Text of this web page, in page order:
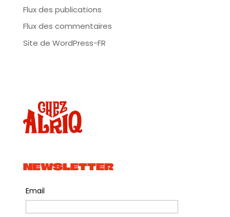
Flux des publications
Flux des commentaires
Site de WordPress-FR
NEWSLETTER
Email